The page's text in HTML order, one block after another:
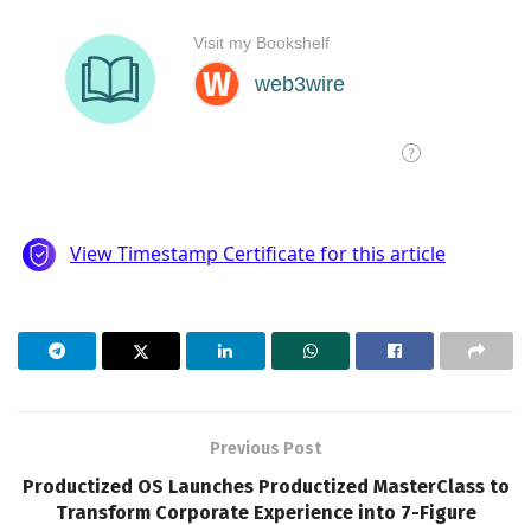
Previous Post
Productized OS Launches Productized MasterClass to
Transform Corporate Experience into 7-Figure